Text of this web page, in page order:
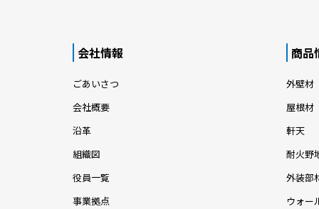
会社情報
ごあいさつ
会社概要
沿革
組織図
役員一覧
事業拠点
商品
外壁材
屋根材
軒天
耐火野
外装部
ウォー